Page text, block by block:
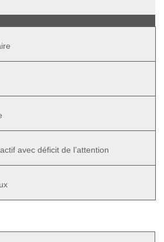
avec déficit de l’attention